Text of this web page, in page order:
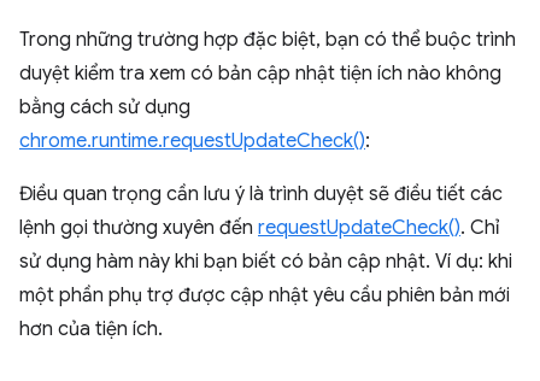
Trong những trường hợp đặc biệt, bạn có thể buộc trình
duyệt kiểm tra xem có bản cập nhật tiện ích nào không
bằng cách sử dụng
chrome.runtime.requestUpdateCheck():
Điều quan trọng cần lưu ý là trình duyệt sẽ điều tiết các
lệnh gọi thường xuyên đến requestUpdateCheck(). Chỉ
sử dụng hàm này khi bạn biết có bản cập nhật. Ví dụ: khi
một phần phụ trợ được cập nhật yêu cầu phiên bản mới
hơn của tiện ích.